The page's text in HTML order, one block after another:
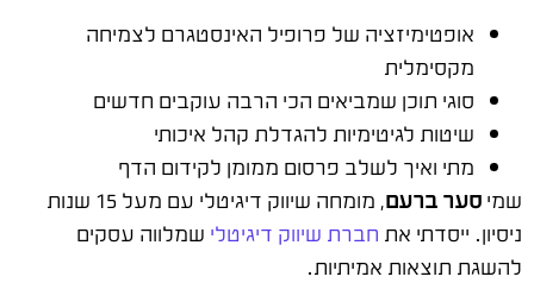
אופטימיזציה של פרופיל האינסטגרם לצמיחה
מקסימלית
סוגי תוכן שמביאים הכי הרבה עוקבים חדשים
שיטות לגיטימיות להגדלת קהל איכותי
מתי ואיך לשלב פרסום ממומן לקידום הדף
שמיסער ברעם
, מומחה שיווק דיגיטלי עם מעל 15 שנות
ניסיון. ייסדתי את חברת שיווק דיגיטלי שמלווה עסקים
להשגת תוצאות אמיתיות.